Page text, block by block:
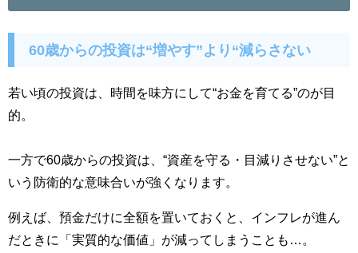
60歳からの投資は“増やす”より“減らさない
若い頃の投資は、時間を味方にして“お金を育てる”のが目
的。
一方で60歳からの投資は、“資産を守る・目減りさせない”と
いう防衛的な意味合いが強くなります。
例えば、預金だけに全額を置いておくと、インフレが進ん
だときに「実質的な価値」が減ってしまうことも…。